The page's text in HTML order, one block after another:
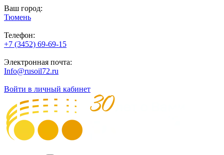
Ваш город:
Тюмень
Телефон:
+7 (3452) 69-69-15
Электронная почта:
Info@rusoil72.ru
Войти в личный кабинет